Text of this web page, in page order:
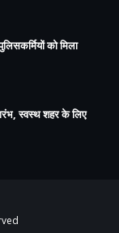
को मिला
स्वस्थ शहर के लिए